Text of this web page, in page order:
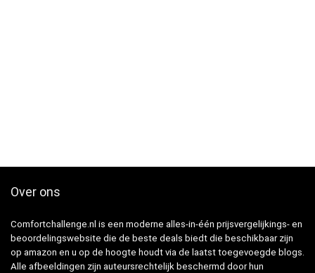
Over ons
Comfortchallenge.nl is een moderne alles-in-één prijsvergelijkings- en
beoordelingswebsite die de beste deals biedt die beschikbaar zijn
op amazon en u op de hoogte houdt via de laatst toegevoegde blogs.
Alle afbeeldingen zijn auteursrechtelijk beschermd door hun